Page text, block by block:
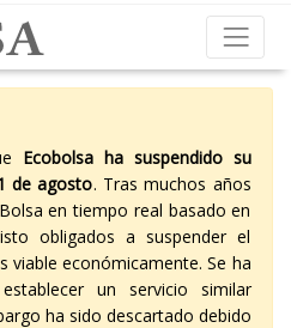
Ecobolsa ha suspendido su
de agosto. Tras muchos años
en tiempo real basado en
obligados a suspender el
viable económicamente. Se ha
un servicio similar
ha sido descartado debido